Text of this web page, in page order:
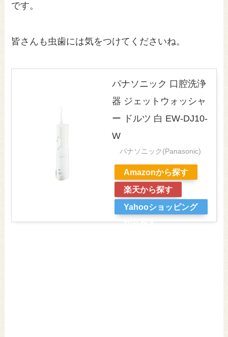
です。
皆さんも虫歯には気をつけてくださいね。
パナソニック 口腔洗浄
器 ジェットウォッシャ
ー ドルツ 白 EW-DJ10-
W
パナソニック(Panasonic)
Amazonから探す
楽天から探す
Yahooショッピング
から探す